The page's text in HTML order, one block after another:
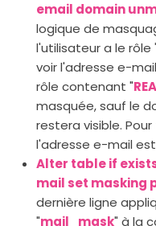
email domain
logique de
l'utilisateur a le rôle
voir l'adresse e-
rôle contenant "
masquée, sauf le
restera visible.
l'adresse e-mail
Alter table if
mail set masking
dernière ligne
"mail_mask" à la